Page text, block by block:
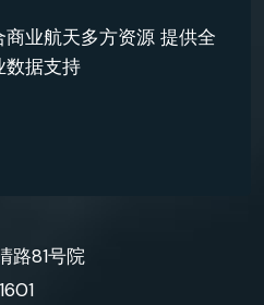
业航天多方资源 提供全
数据支持
路81号院